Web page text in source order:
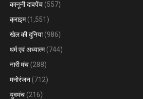
कानूनी दावपेंच (557)
क्राइम(1,551)
खेल की दुनिया(986)
धर्म एवं अध्यात्म(744)
नारी मंच (288)
मनोरंजन (712)
युवमंच (216)